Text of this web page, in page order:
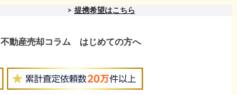
提携希望はこちら
不動産売却コラム はじめての方へ